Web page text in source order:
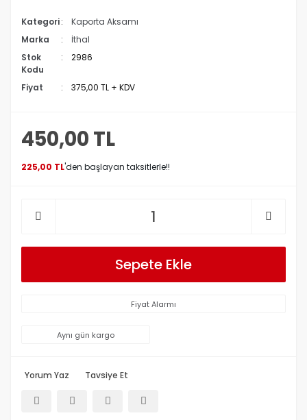
Kategori
Kaporta Aksamı
Marka
İthal
Stok
Kodu
2986
Fiyat 375,00 TL + KDV
450,00 TL
225,00 TL'den başlayan taksitlerle!!
Sepete Ekle
Fiyat Alarmı
Aynı gün kargo
Yorum Yaz Tavsiye Et